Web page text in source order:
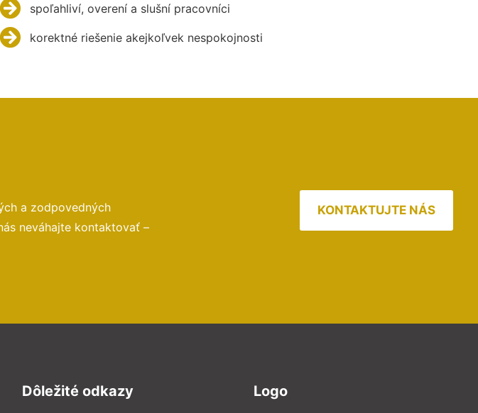
spoľahliví, overení a slušní pracovníci
korektné riešenie akejkoľvek nespokojnosti
a zodpovedných
neváhajte kontaktovať –
KONTAKTUJTE NÁS
Dôležité odkazy Logo